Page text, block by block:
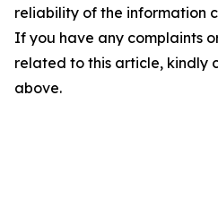
reliability of the information
If you have any complaints
related to this article, kindly
above.